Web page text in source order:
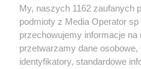
remontu ulicy
nowe chodniki i
6 / 23
Wydawca mediów lokalnych
My, naszych 1162 zaufanych
podmioty z Media Operator
przechowujemy informacje na
przetwarzamy dane osobowe,
identyfikatory, standardowe